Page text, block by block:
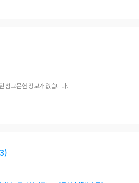
참고문헌 정보가 없습니다.
)